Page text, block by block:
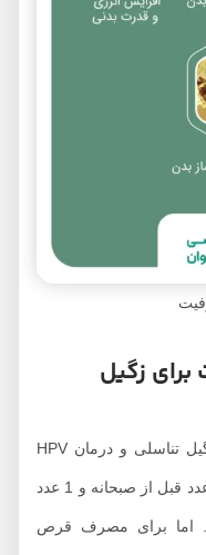
زگیل
طریقه مصرف قرص پاورفیت برای زگیل تناسلی و درمان HPV
طبق گفته پزشکان، 2 قرص در روز (1 عدد قبل از صبحانه و 1 عدد
می‌باشد. اما برای مصرف قرص